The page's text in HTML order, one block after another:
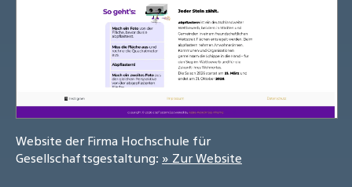
Website der Firma Hochschule für
Gesellschaftsgestaltung: » Zur Website